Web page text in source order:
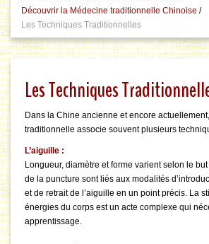
Découvrir la Médecine traditionnelle Chinoise /
Les Techniques Traditionnelles
Les Techniques
Dans la Chine ancienne et encore
traditionnelle associe souvent plusieurs
L’aiguille :
Longueur, diamètre et forme varient selon le
de la puncture sont liés aux modalités
et de retrait de l’aiguille en un point précis. La
énergies du corps est un acte complexe qui
apprentissage.